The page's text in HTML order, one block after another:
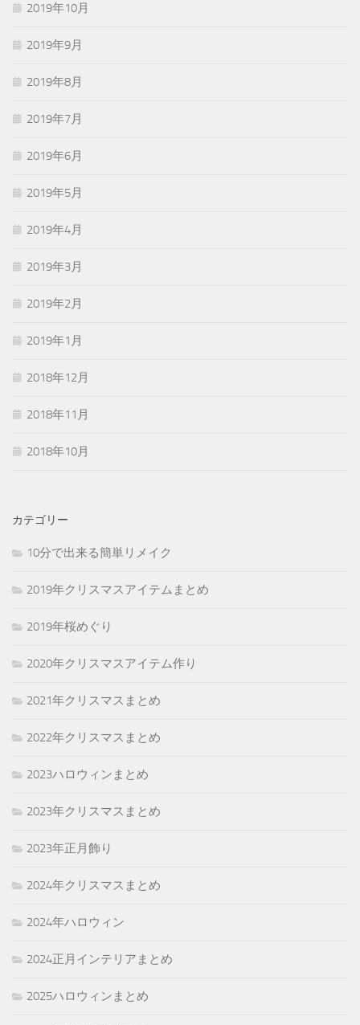
2019年10月
2019年9月
2019年8月
2019年7月
2019年6月
2019年5月
2019年4月
2019年3月
2019年2月
2019年1月
2018年12月
2018年11月
2018年10月
カテゴリー
10分で出来る簡単リメイク
2019年クリスマスアイテムまとめ
2019年桜めぐり
2020年クリスマスアイテム作り
2021年クリスマスまとめ
2022年クリスマスまとめ
2023ハロウィンまとめ
2023年クリスマスまとめ
2023年正月飾り
2024年クリスマスまとめ
2024年ハロウィン
2024正月インテリアまとめ
2025ハロウィンまとめ